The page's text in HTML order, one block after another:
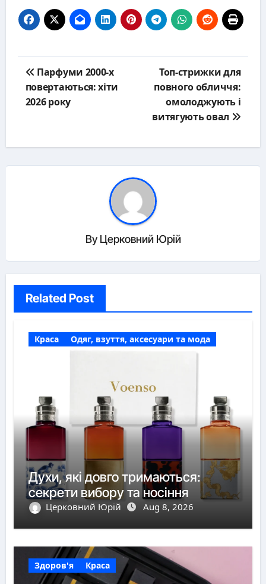
navigation
Парфуми 2000-х
повертаються: хіти
2026 року
Топ-стрижки для
повного обличчя:
омолоджують і
витягують овал
By Церковний Юрій
Related Post
Краса Одяг, взуття, аксесуари та мода
Духи, які довго тримаються:
секрети вибору та носіння
Церковний Юрій Aug 8, 2026
Здоров'я Краса